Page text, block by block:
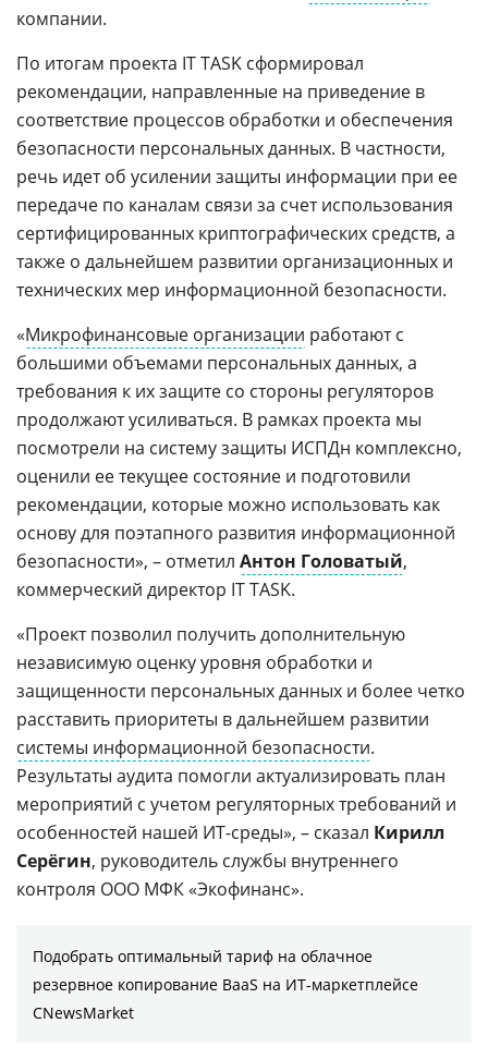
компании.
По итогам проекта IT TASK сформировал
рекомендации, направленные на приведение в
соответствие процессов обработки и обеспечения
безопасности персональных данных. В частности,
речь идет об усилении защиты информации при ее
передаче по каналам связи за счет использования
сертифицированных криптографических средств, а
также о дальнейшем развитии организационных и
технических мер информационной безопасности.
«Микрофинансовые организации работают с
большими объемами персональных данных, а
требования к их защите со стороны регуляторов
продолжают усиливаться. В рамках проекта мы
посмотрели на систему защиты ИСПДн комплексно,
оценили ее текущее состояние и подготовили
рекомендации, которые можно использовать как
основу для поэтапного развития информационной
безопасности», – отметил Антон Головатый,
коммерческий директор IT TASK.
«Проект позволил получить дополнительную
независимую оценку уровня обработки и
защищенности персональных данных и более четко
расставить приоритеты в дальнейшем развитии
системы информационной безопасности.
Результаты аудита помогли актуализировать план
мероприятий с учетом регуляторных требований и
особенностей нашей ИТ-среды», – сказал Кирилл
Серёгин, руководитель службы внутреннего
контроля ООО МФК «Экофинанс».
Подобрать оптимальный тариф на облачное
резервное копирование BaaS на ИТ-маркетплейсе
CNewsMarket